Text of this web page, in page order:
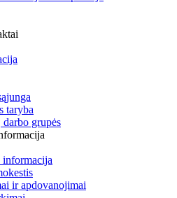
taryba
grupės
informacija
ir apdovanojimai